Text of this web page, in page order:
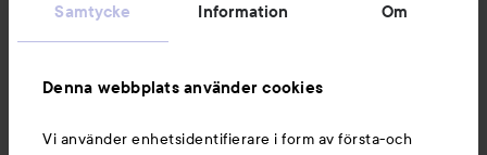
Samtycke Information Om
Denna webbplats använder cookies
Vi använder enhetsidentifierare i form av första-och
Du kanske också gillar